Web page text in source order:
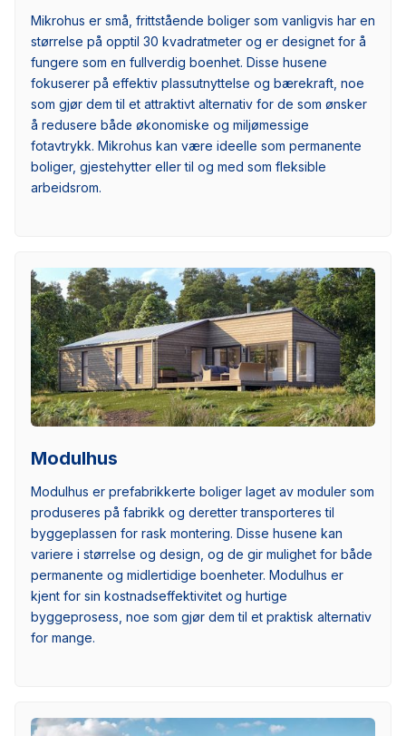
Mikrohus er små, frittstående boliger som vanligvis har en
størrelse på opptil 30 kvadratmeter og er designet for å
fungere som en fullverdig boenhet. Disse husene
fokuserer på effektiv plassutnyttelse og bærekraft, noe
som gjør dem til et attraktivt alternativ for de som ønsker
å redusere både økonomiske og miljømessige
fotavtrykk. Mikrohus kan være ideelle som permanente
boliger, gjestehytter eller til og med som fleksible
arbeidsrom.
Modulhus
Modulhus er prefabrikkerte boliger laget av moduler som
produseres på fabrikk og deretter transporteres til
byggeplassen for rask montering. Disse husene kan
variere i størrelse og design, og de gir mulighet for både
permanente og midlertidige boenheter. Modulhus er
kjent for sin kostnadseffektivitet og hurtige
byggeprosess, noe som gjør dem til et praktisk alternativ
for mange.